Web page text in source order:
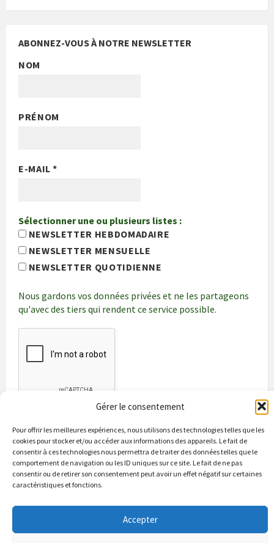
Gérer le consentement
Pour offrir les meilleures expériences, nous utilisons des technologies telles que les
cookies pour stocker et/ou accéder aux informations des appareils. Le fait de
consentir à ces technologies nous permettra de traiter des données telles que le
comportement de navigation ou les ID uniques sur ce site. Le fait de ne pas
consentir ou de retirer son consentement peut avoir un effet négatif sur certaines
caractéristiques et fonctions.
Accepter
ABONNEZ-VOUS À NOTRE NEWSLETTER
NOM
PRÉNOM
E-MAIL*
Sélectionner une ou plusieurs listes :
NEWSLETTER HEBDOMADAIRE
NEWSLETTER MENSUELLE
NEWSLETTER QUOTIDIENNE
Nous gardons vos données privées et ne les partageons
qu'avec des tiers qui rendent ce service possible.
Bienvenue à Puycapel La municipalité
Actualités
Les bonnes adresses
Contacts & renseignements